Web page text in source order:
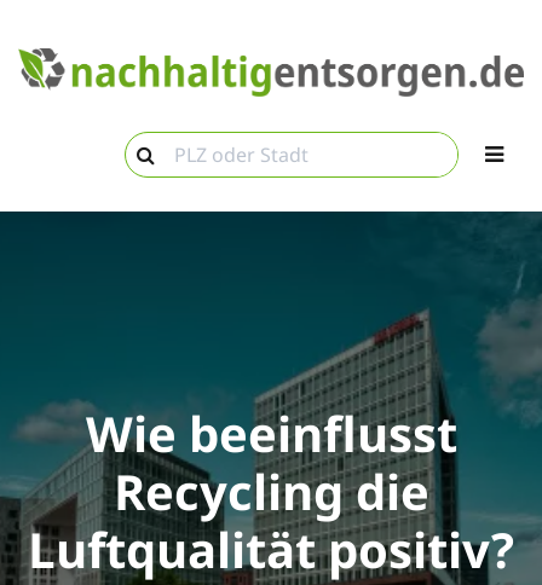
Wie beeinflusst
Recycling die
Luftqualität positiv?